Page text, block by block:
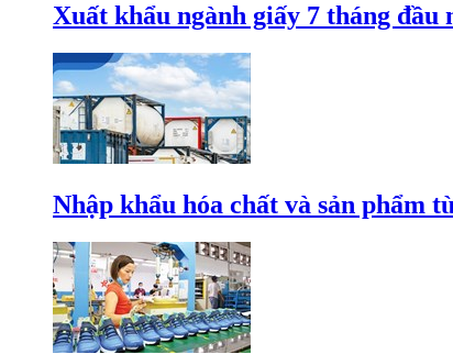
Xuất khẩu ngành giấy 7 tháng
Nhập khẩu hóa chất và sản phẩm